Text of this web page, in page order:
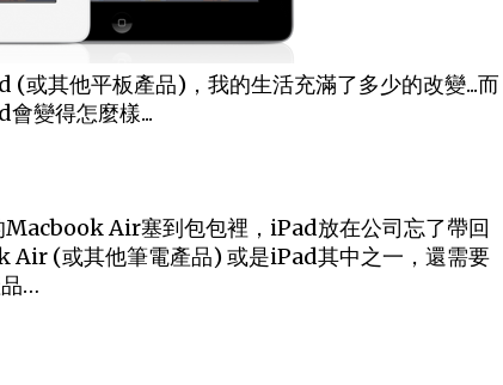
或其他平板產品)，我的生活充滿了多少的改變...而
變得怎麼樣...
Macbook Air塞到包包裡，iPad放在公司忘了帶回
Air (或其他筆電產品) 或是iPad其中之一，還需要
…